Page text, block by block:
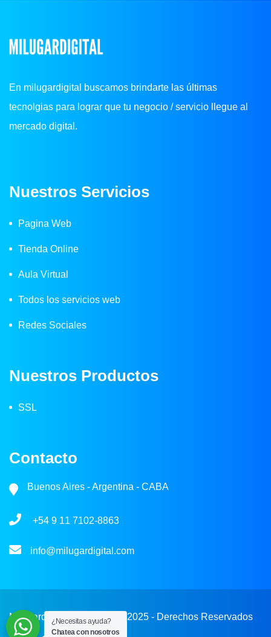
En milugardigital buscamos brindarte las últimas
tecnolgias para lograr que tu negocio / servicio llegue al
mercado digital.
Nuestros Servicios
Pagina Web
Tienda Online
Aula Virtual
Todos los servicios web
Redes Sociales
Nuestros Productos
SSL
Contacto
Buenos Aires - Argentina - CABA
+54 9 11 7102-8863
info@milugardigital.com
Milugardigital.com © 2018- 2025 - Derechos Reservados
¿Necesitas ayuda?
Chatea con nosotros